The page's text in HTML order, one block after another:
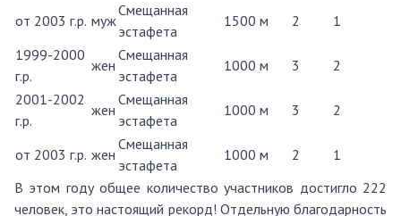
от 2003 г.р. муж
Смещанная
эстафета
1500 м 2
1
1999-2000
г.р.
жен
Смещанная
эстафета
1000 м 3
2
2001-2002
г.р.
жен
Смещанная
эстафета
1000 м 3 2
от 2003 г.р. жен
Смещанная
эстафета
1000 м 2
1
В этом году общее количество участников достигло 222
человек, это настоящий рекорд! Отдельную благодарность